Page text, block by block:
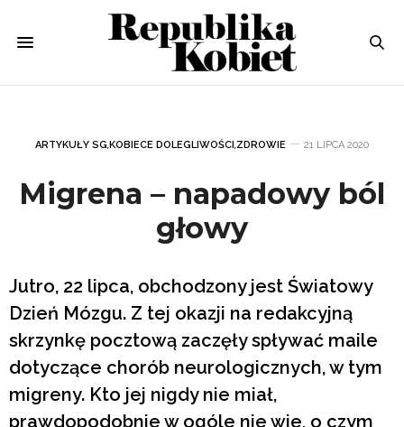
ARTYKUŁY SG,KOBIECE DOLEGLIWOŚCI,ZDROWIE 21 LIPCA 2020
Migrena – napadowy ból
głowy
Jutro, 22 lipca, obchodzony jest Światowy
Dzień Mózgu. Z tej okazji na redakcyjną
skrzynkę pocztową zaczęły spływać maile
dotyczące chorób neurologicznych, w tym
migreny. Kto jej nigdy nie miał,
prawdopodobnie w ogóle nie wie, o czym